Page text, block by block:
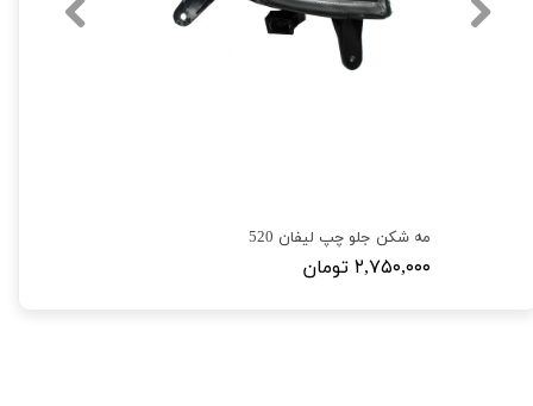
مه شکن جلو چپ لیفان 520
۲,۷۵۰,۰۰۰ تومان